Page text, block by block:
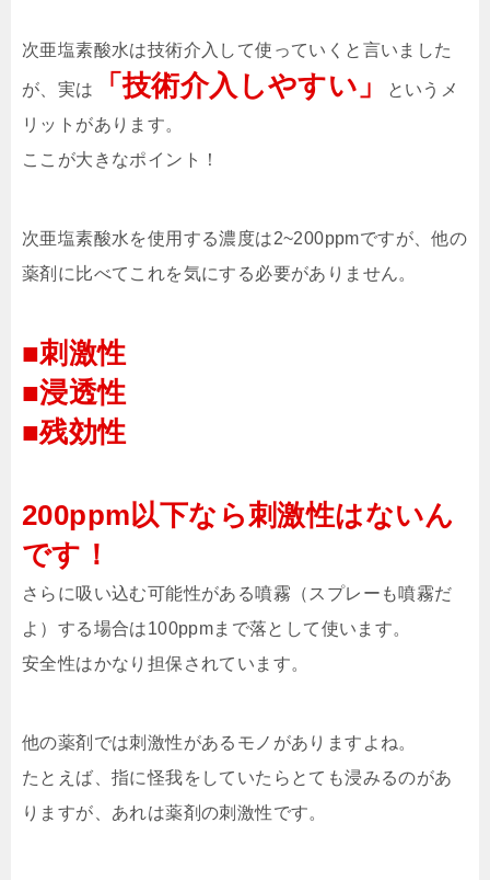
次亜塩素酸水は技術介入して使っていくと言いました
が、実は 「技術介入しやすい」
というメ
リットがあります。
ここが大きなポイント！
次亜塩素酸水を使用する濃度は2~200ppmですが、他の
薬剤に比べてこれを気にする必要がありません。
■刺激性
■浸透性
■残効性
200ppm以下なら刺激性はないん
です！
さらに吸い込む可能性がある噴霧（スプレーも噴霧だ
よ）する場合は100ppmまで落として使います。
安全性はかなり担保されています。
他の薬剤では刺激性があるモノがありますよね。
たとえば、指に怪我をしていたらとても浸みるのがあ
りますが、あれは薬剤の刺激性です。